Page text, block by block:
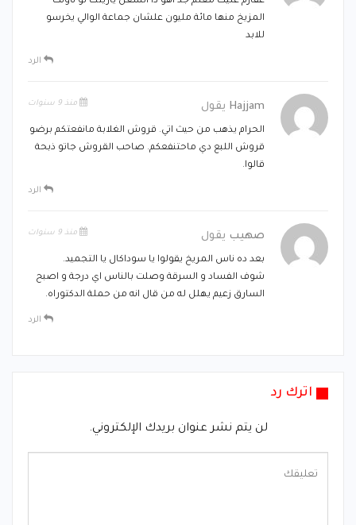
المزيخ منها مائة مليون علشان جماعة الوالي يخرسو
للابد
الرد
Hajjam يقول منذ 9 سنوات
الحرام يذهب من حيث اتي. قروش الغلابة مانفعتكم برضو
قروش اللبع دي ماحتنفعكم. صاحب القروش جاتو ذبحة
قالوا.
الرد
صهيب يقول منذ 9 سنوات
بعد ده ناس المريخ يقولوا يا سوداكال يا التجميد.
شوف الفساد و السرقة وصلت بالناس اي درجة و اصبح
السارق زعيم يهلل له من قال انه من حملة الدكتوراه.
الرد
اترك رد
لن يتم نشر عنوان بريدك الإلكتروني.